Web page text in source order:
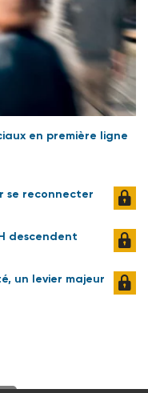
en première ligne
se reconnecter
descendent
un levier majeur